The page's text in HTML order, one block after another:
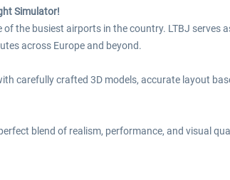
Simulator!
the busiest airports in the country. LTBJ
across Europe and beyond.
carefully crafted 3D models, accurate layout
blend of realism, performance, and visual